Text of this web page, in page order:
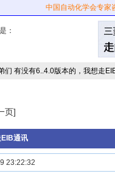
中国自动化学会专家
：
们 有没有6..4.0版本的，我想走
页]
通讯
23:22:32